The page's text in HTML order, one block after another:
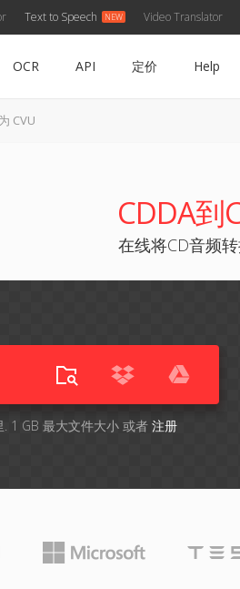
Text to Speech Video Translator
OCR API 定价 Help
CVU
CDDA到
在线将CD音频
1 GB 最大文件大小 或者 注册